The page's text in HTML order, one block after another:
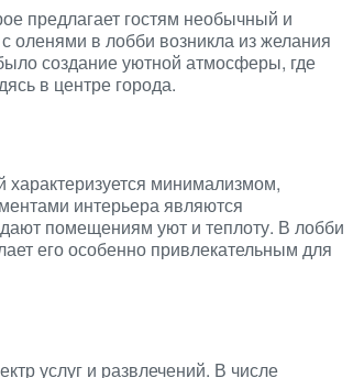
предлагает гостям необычный и
в лобби возникла из желания
создание уютной атмосферы, где
в центре города.
минимализмом,
интерьера являются
помещениям уют и теплоту. В лобби
его особенно привлекательным для
услуг и развлечений. В числе